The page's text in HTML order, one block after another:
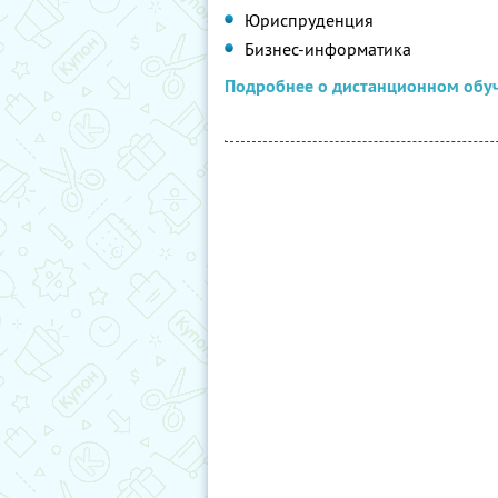
Юриспруденция
Бизнес-информатика
Подробнее о дистанционном